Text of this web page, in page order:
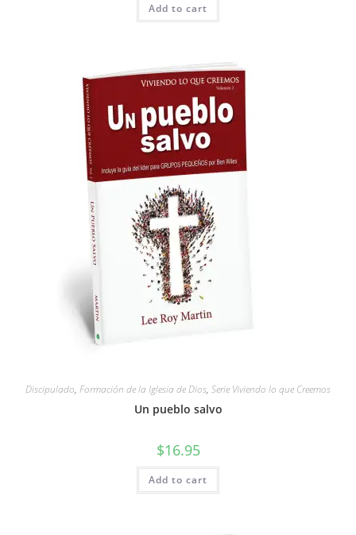
Add to cart
Discipulado, Formación de la Iglesia de Dios, Serie Viviendo lo que Creemos
Un pueblo salvo
$16.95
Add to cart